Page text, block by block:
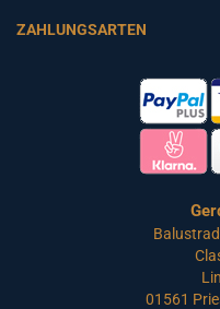
ZAHLUNGSARTEN
01561